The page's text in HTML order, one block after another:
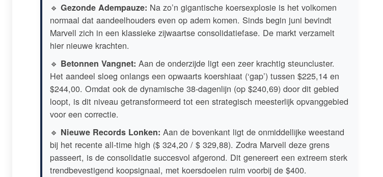
🔹 Gezonde Adempauze: Na zo’n gigantische koersexplosie is het volkomen
normaal dat aandeelhouders even op adem komen. Sinds begin juni bevindt
Marvell zich in een klassieke zijwaartse consolidatiefase. De markt verzamelt
hier nieuwe krachten.
🔹 Betonnen Vangnet: Aan de onderzijde ligt een zeer krachtig steuncluster.
Het aandeel sloeg onlangs een opwaarts koershiaat (‘gap’) tussen $225,14 en
$244,00. Omdat ook de dynamische 38-dagenlijn (op $240,69) door dit gebied
loopt, is dit niveau getransformeerd tot een strategisch meesterlijk opvanggebied
voor een correctie.
🔹 Nieuwe Records Lonken: Aan de bovenkant ligt de onmiddellijke weestand
bij het recente all-time high ($ 324,20 / $ 329,88). Zodra Marvell deze grens
passeert, is de consolidatie succesvol afgerond. Dit genereert een extreem sterk
trendbevestigend koopsignaal, met koersdoelen ruim voorbij de $400.